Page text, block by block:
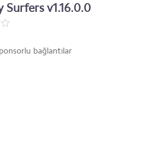
Surfers v1.16.0.0
bağlantılar